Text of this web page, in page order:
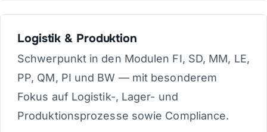
Logistik & Produktion
Schwerpunkt in den Modulen FI, SD, MM, LE,
PP, QM, PI und BW — mit besonderem
Fokus auf Logistik-, Lager- und
Produktionsprozesse sowie Compliance.